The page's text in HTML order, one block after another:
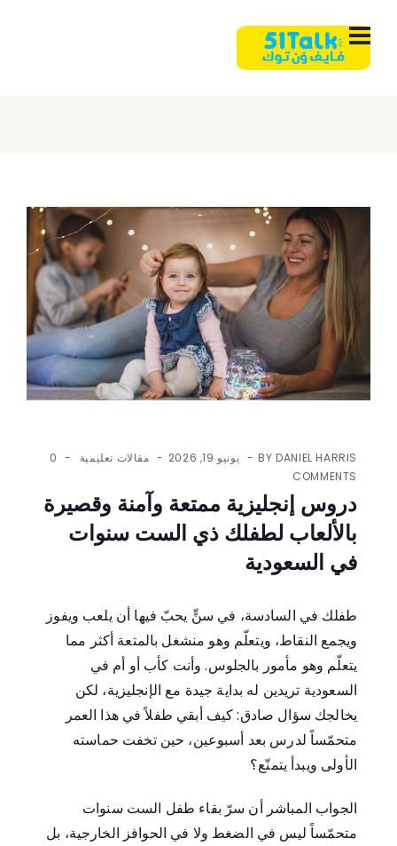
BYDANIEL HARRIS يونيو 19, 2026 مقالات تعليمية
0
COMMENTS
دروس إنجليزية ممتعة وآمنة وقصيرة
بالألعاب لطفلك ذي الست سنوات
في السعودية
طفلك في السادسة، في سنٍّ يحبّ فيها أن يلعب ويفوز
ويجمع النقاط، ويتعلّم وهو منشغل بالمتعة أكثر مما
يتعلّم وهو مأمور بالجلوس. وأنت كأب أو أم في
السعودية تريدين له بداية جيدة مع الإنجليزية، لكن
يخالجك سؤال صادق: كيف أبقي طفلاً في هذا العمر
متحمّساً لدرس بعد أسبوعين، حين تخفت حماسته
الأولى ويبدأ يتمنّع؟
الجواب المباشر أن سرّ بقاء طفل الست سنوات
متحمّساً ليس في الضغط ولا في الحوافز الخارجية، بل